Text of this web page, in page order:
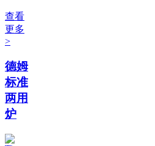
查看
更多
>
德姆
标准
两用
炉